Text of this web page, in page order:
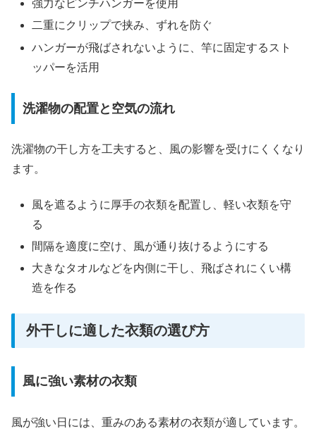
強力なピンチハンガーを使用
二重にクリップで挟み、ずれを防ぐ
ハンガーが飛ばされないように、竿に固定するスト
ッパーを活用
洗濯物の配置と空気の流れ
洗濯物の干し方を工夫すると、風の影響を受けにくくなり
ます。
風を遮るように厚手の衣類を配置し、軽い衣類を守
る
間隔を適度に空け、風が通り抜けるようにする
大きなタオルなどを内側に干し、飛ばされにくい構
造を作る
外干しに適した衣類の選び方
風に強い素材の衣類
風が強い日には、重みのある素材の衣類が適しています。